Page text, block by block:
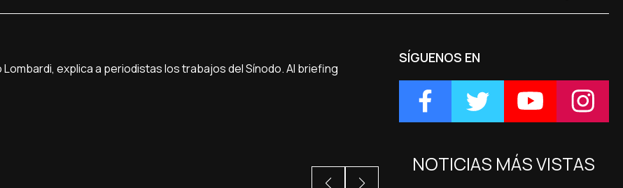
explica a periodistas los trabajos del Sínodo. Al briefing
SÍGUENOS EN
NOTICIAS MÁS VISTAS